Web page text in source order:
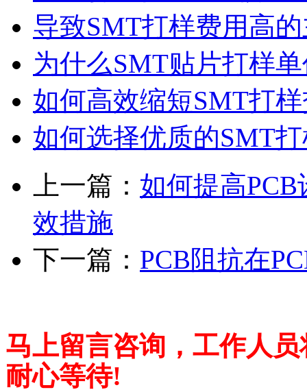
导致SMT打样费用高
为什么SMT贴片打样
如何高效缩短SMT打
如何选择优质的SMT
上一篇： 如何提高
效措施
下一篇： PCB阻抗在
马上留言咨询，工作人
耐心等待!